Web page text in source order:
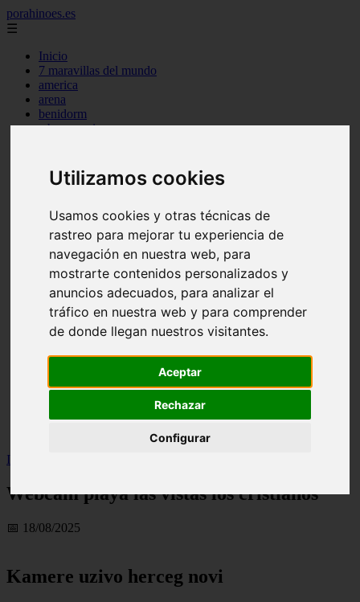
Utilizamos cookies
Usamos cookies y otras técnicas de
rastreo para mejorar tu experiencia de
navegación en nuestra web, para
mostrarte contenidos personalizados y
anuncios adecuados, para analizar el
tráfico en nuestra web y para comprender
de donde llegan nuestros visitantes.
Aceptar
Rechazar
Configurar
porahinoes.es
☰
Inicio
7 maravillas del mundo
america
arena
benidorm
c buenos aires
c generalidades del pais
c mendoza
c provincias
c rio negro
c santa fe
c tierra de fuego
c tucuman
c zona austral
carmen
category
destinos
lanzarote
monumentos
san
Inicio
Webcam playa las vistas los cristianos
📅 18/08/2025
Kamere uzivo herceg novi